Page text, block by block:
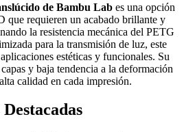
de Bambu Lab es una opción
que requieren un acabado brillante y
la resistencia mecánica del PETG
para la transmisión de luz, este
estéticas y funcionales. Su
y baja tendencia a la deformación
calidad en cada impresión.